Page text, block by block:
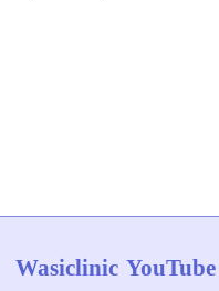
Wasiclinic